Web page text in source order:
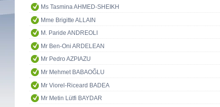
Ms Tasmina AHMED-SHEIKH
Mme Brigitte ALLAIN
M. Paride ANDREOLI
Mr Ben-Oni ARDELEAN
Mr Pedro AZPIAZU
Mr Mehmet BABAOĞLU
Mr Viorel-Riceard BADEA
Mr Metin Lütfi BAYDAR